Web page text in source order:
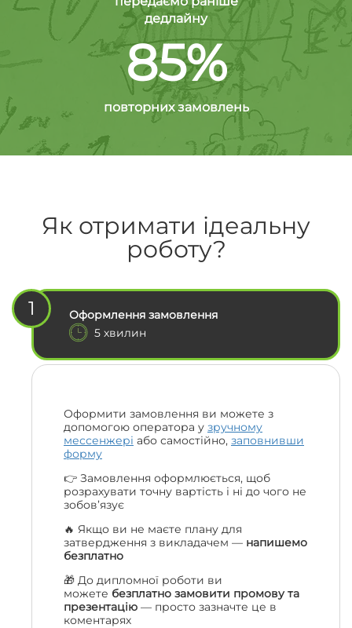
дедлайну
85%
повторних замовлень
Як отримати ідеальну
роботу?
1
Оформлення замовлення
5 хвилин
Оформити замовлення ви можете з
допомогою оператора у зручному
мессенжері або самостійно, заповнивши
форму
👉 Замовлення оформлюється, щоб
розрахувати точну вартість і ні до чого не
зобов’язує
🔥 Якщо ви не маєте плану для
затвердження з викладачем — напишемо
безплатно
🎁 До дипломної роботи ви
можете безплатно замовити промову та
презентацію — просто зазначте це в
коментарях